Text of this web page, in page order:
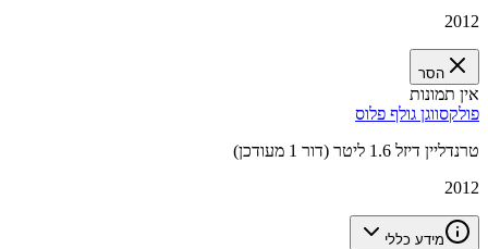
2012
הסר
אין תמונות
פולקסווגן גולף פלוס
טרנדליין דיזל 1.6 ליטר (דור 1 מעודכן)
2012
מידע כללי